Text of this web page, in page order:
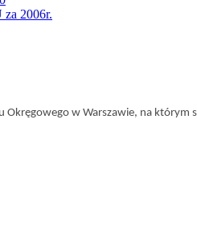
za 2006r.
w Warszawie, na